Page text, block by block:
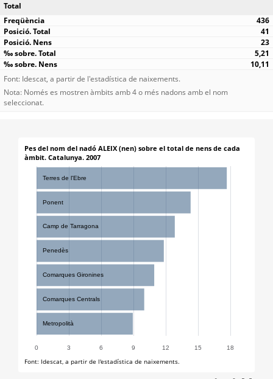
Total
436
41
23
5,21
10,11
Font: Idescat, a partir de l'estadística de naixements.
Nota: Només es mostren àmbits amb 4 o més nadons amb el nom
seleccionat.